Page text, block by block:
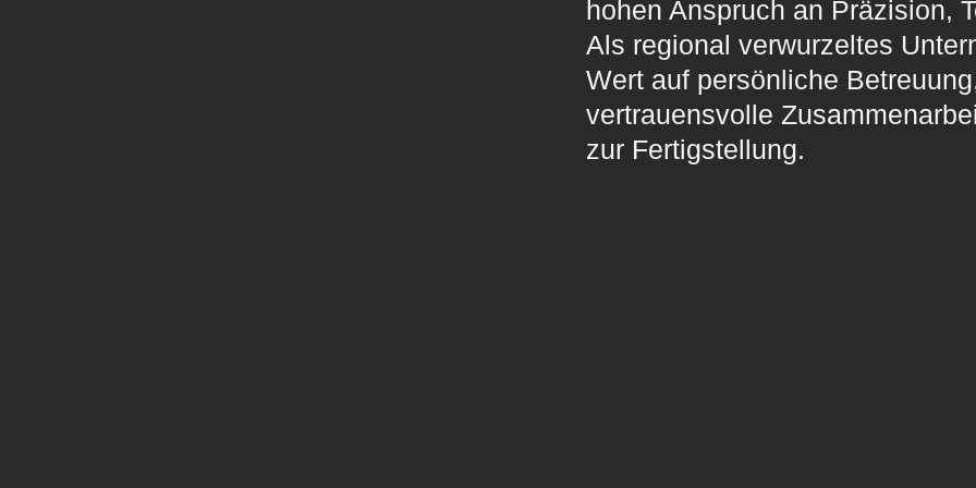
hohen Anspruch an Präzision,
Als regional verwurzeltes
Wert auf persönliche
vertrauensvolle
zur Fertigstellung.